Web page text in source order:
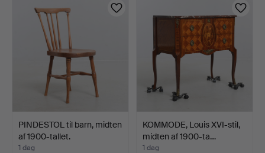
PINDESTOL til barn, midten
af 1900-tallet.
1 dag
KOMMODE, Louis XVI-stil,
midten af 1900-ta…
1 dag